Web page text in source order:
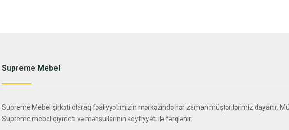
Supreme Mebel
Supreme Mebel şirkəti olaraq fəaliyyətimizin mərkəzində hər zaman müştərilərimiz dayanır.
Supreme mebel qiymeti və məhsullarının keyfiyyəti ilə fərqlənir.